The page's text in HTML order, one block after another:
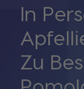
In
Zu